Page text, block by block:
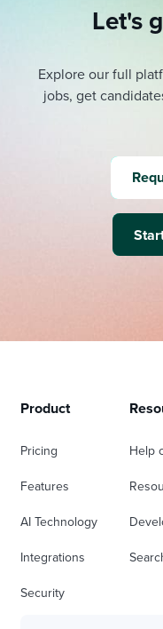
Let's
Explore our full
jobs, get
Product
Pricing
Features
AI Technology
Integrations
Security
Help